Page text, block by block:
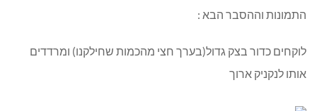
התמונות וההסבר הבא :
לוקחים כדור בצק גדול(בערך חצי מהכמות שחילקנו) ומרדדים
אותו לנקניק ארוך